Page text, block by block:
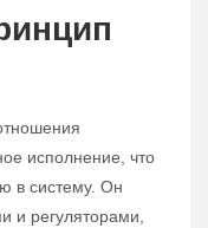
исполнение, что
в систему. Он
и регуляторами,